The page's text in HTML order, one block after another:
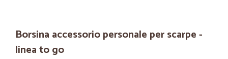
Borsina accessorio personale per scarpe -
linea to go